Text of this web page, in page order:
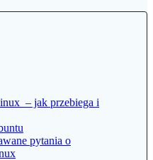
– jak przebiega i
pytania o